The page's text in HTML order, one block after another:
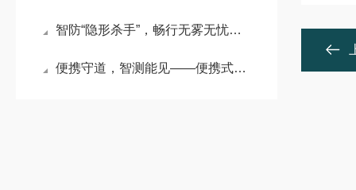
智防“隐形杀手”，畅行无雾无忧——团雾预警能见度监测系统守护出行安全
便携守道，智测能见——便携式交通能见度监测仪守护出行安全